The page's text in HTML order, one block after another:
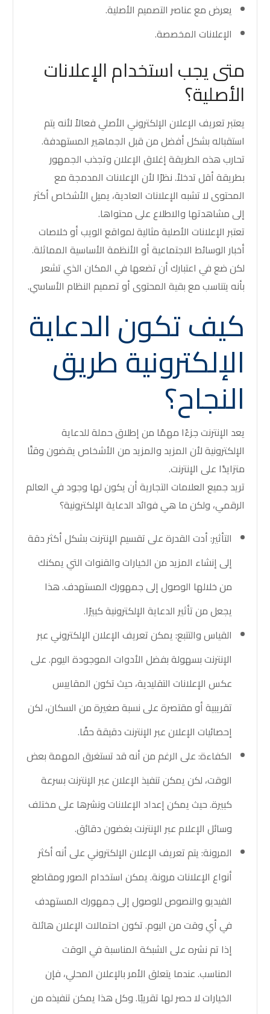
يعرض مع عناصر التصميم الأصلية.
الإعلانات المخصصة.
متى يجب استخدام الإعلانات
الأصلية؟
يعتبرتعريف الإعلان الإلكتروني الأصلي فعالاً لأنه يتم
استقباله بشكل أفضل من قبل الجماهير المستهدفة.
تحارب هذه الطريقة إغلاق الإعلان وتجذب الجمهور
بطريقة أقل تدخلاً. نظرًا لأن الإعلانات المدمجة مع
المحتوى لا تشبه الإعلانات العادية، يميل الأشخاص أكثر
إلى مشاهدتها والاطلاع على محتواها.
تعتبر الإعلانات الأصلية مثالية لمواقع الويب أو خلاصات
أخبار الوسائط الاجتماعية أو الأنظمة الأساسية المماثلة.
لكن ضع في اعتبارك أن تضعها في المكان الذي تشعر
بأنه يتناسب مع بقية المحتوى أو تصميم النظام الأساسي.
كيف تكون الدعاية
الإلكترونية طريق
النجاح؟
يعد الإنترنت جزءًا مهمًا من إطلاق حملة للدعاية
الإلكترونية لأن المزيد والمزيد من الأشخاص يقضون وقتًا
متزايدًا على الإنترنت.
تريد جميع العلامات التجارية أن يكون لها وجود في العالم
الرقمي، ولكن ما هي فوائد الدعاية الإلكترونية؟
التأثير:أدت القدرة على تقسيم الإنترنت بشكل أكثر دقة
إلى إنشاء المزيد من الخيارات والقنوات التي يمكنك
من خلالها الوصول إلى جمهورك المستهدف. هذا
يجعل من تأثير الدعاية الإلكترونية كبيرًا.
القياس والتتبع:يمكنتعريف الإعلان الإلكترونيعبر
الإنترنت بسهولة بفضل الأدوات الموجودة اليوم. على
عكس الإعلانات التقليدية، حيث تكون المقاييس
تقريبية أو مقتصرة على نسبة صغيرة من السكان، لكن
إحصائيات الإعلان عبر الإنترنت دقيقة حقًا.
الكفاءة:على الرغم من أنه قد تستغرق المهمة بعض
الوقت، لكن يمكن تنفيذ الإعلان عبر الإنترنت بسرعة
كبيرة. حيث يمكن إعداد الإعلانات ونشرها على مختلف
وسائل الإعلام عبر الإنترنت بغضون دقائق.
المرونة:يتم تعريف الإعلان الإلكتروني على أنه أكثر
أنواع الإعلانات مرونة. يمكن استخدام الصور ومقاطع
الفيديو والنصوص للوصول إلى جمهورك المستهدف
في أي وقت من اليوم. تكون احتمالات الإعلان هائلة
إذا تم نشره على الشبكة المناسبة في الوقت
المناسب. عندما يتعلق الأمر بالإعلان المحلي، فإن
الخيارات لا حصر لها تقريبًا. وكل هذا يمكن تنفيذه من